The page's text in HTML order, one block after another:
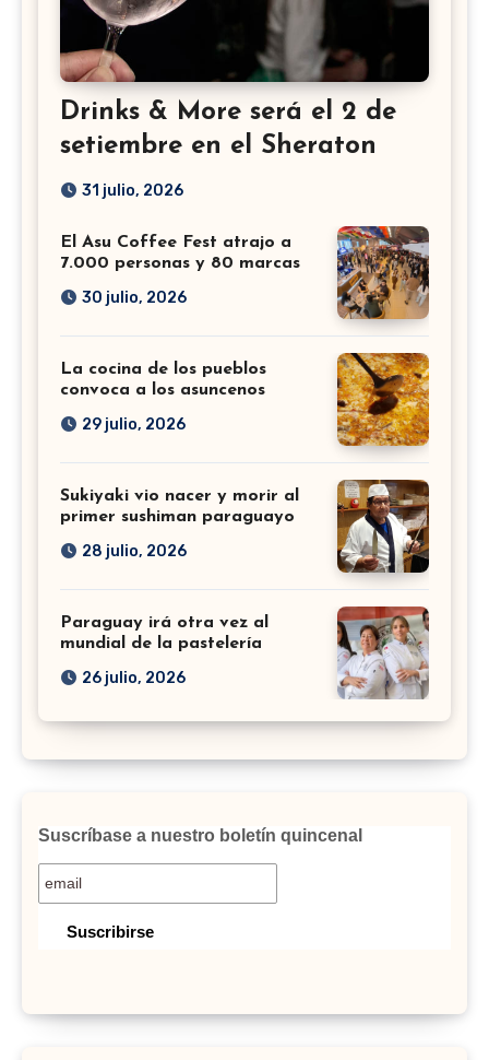
Drinks & More será el 2 de
setiembre en el Sheraton
31 julio, 2026
El Asu Coffee Fest atrajo a
7.000 personas y 80 marcas
30 julio, 2026
La cocina de los pueblos
convoca a los asuncenos
29 julio, 2026
Sukiyaki vio nacer y morir al
primer sushiman paraguayo
28 julio, 2026
Paraguay irá otra vez al
mundial de la pastelería
26 julio, 2026
Suscríbase a nuestro boletín quincenal